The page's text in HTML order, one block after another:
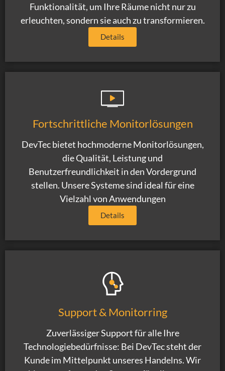
Funktionalität, um Ihre Räume nicht nur zu
erleuchten, sondern sie auch zu transformieren.
Details
Fortschrittliche Monitorlösungen
DevTec bietet hochmoderne Monitorlösungen,
die Qualität, Leistung und
Benutzerfreundlichkeit in den Vordergrund
stellen. Unsere Systeme sind ideal für eine
Vielzahl von Anwendungen
Details
Support & Monitorring
Zuverlässiger Support für alle Ihre
Technologiebedürfnisse: Bei DevTec steht der
Kunde im Mittelpunkt unseres Handelns. Wir